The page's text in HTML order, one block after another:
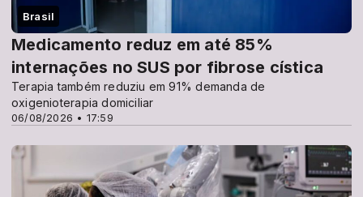
Brasil
06/08/2026 • 17:59
Medicamento reduz em até 85%
internações no SUS por fibrose cística
Terapia também reduziu em 91% demanda de
oxigenioterapia domiciliar